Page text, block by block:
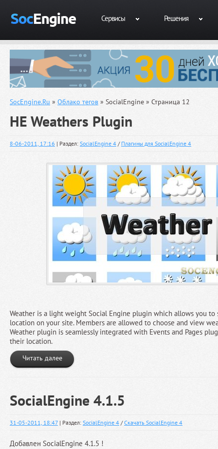
Сервисы Решения
SocEngine.Ru » Облако тегов » SocialEngine » Страница 12
HE Weathers Plugin
8-06-2011, 17:16 | Раздел: SocialEngine 4 / Плагины для SocialEngine 4
Weather is a light weight Social Engine plugin which allows you
location on your site. Members are allowed to choose and view
Weather plugin is seamlessly integrated with Events and Pages
their location.
Читать далее
SocialEngine 4.1.5
31-05-2011, 18:47 | Раздел: SocialEngine 4 /Скачать SocialEngine 4
Добавлен SocialEngine 4.1.5 !